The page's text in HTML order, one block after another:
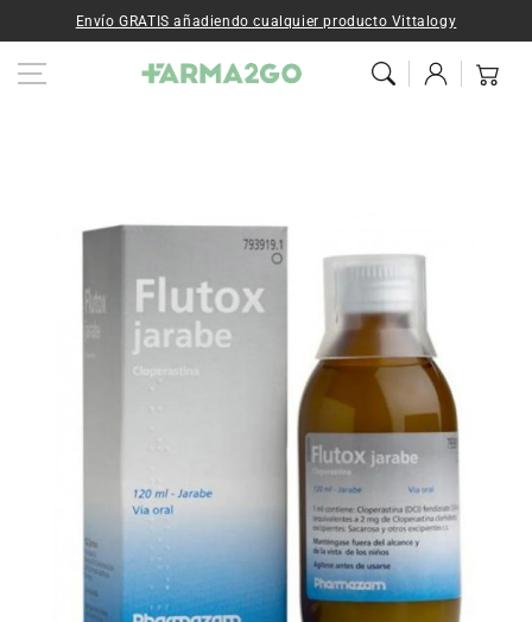
Ir al contenidoEnvío GRATIS añadiendo cualquier producto Vittalogy
Iniciar
sesión
Carrito